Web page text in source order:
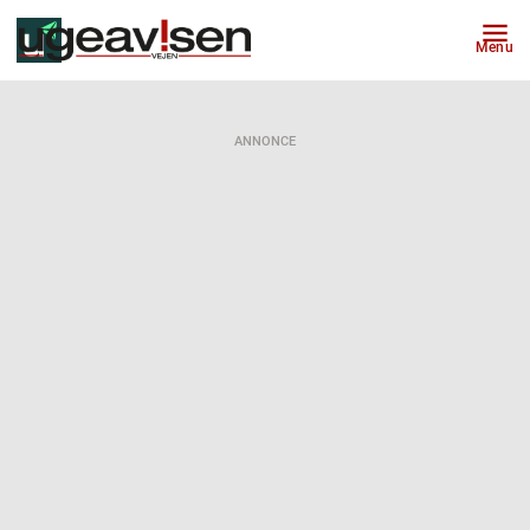
Menu
ANNONCE